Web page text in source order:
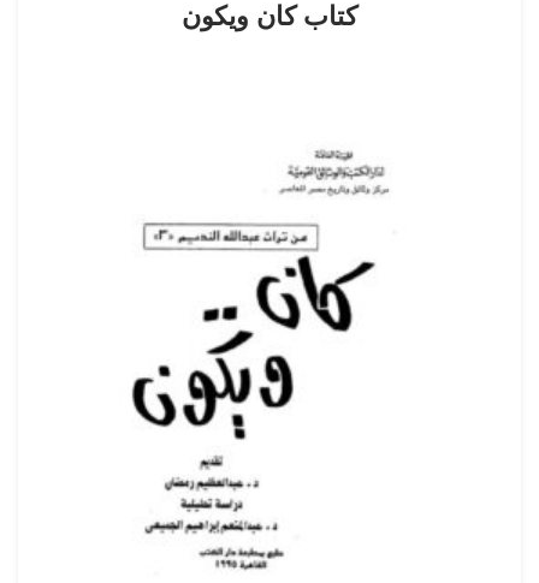
كتاب كان ويكون